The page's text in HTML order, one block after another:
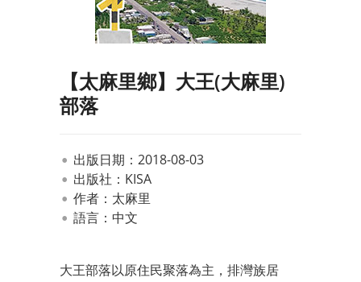
【太麻里鄉】大王(大麻里)
部落
出版日期：2018-08-03
出版社：KISA
作者：太麻里
語言：中文
大王部落以原住民聚落為主，排灣族居